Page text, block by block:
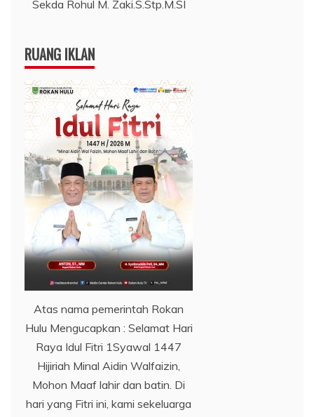
Sekda Rohul M. Zaki.S.Stp.M.SI
RUANG IKLAN
Atas nama pemerintah Rokan
Hulu Mengucapkan : Selamat Hari
Raya Idul Fitri 1Syawal 1447
Hijiriah Minal Aidin Walfaizin,
Mohon Maaf lahir dan batin. Di
hari yang Fitri ini, kami sekeluarga